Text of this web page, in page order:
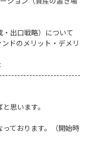
出口戦略）について
ドのメリット・デメリ
思います。
ております。（開始時